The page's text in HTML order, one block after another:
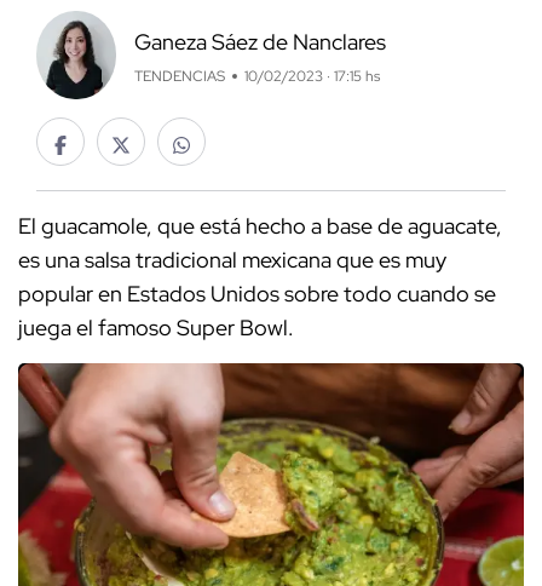
Ganeza Sáez de Nanclares
TENDENCIAS 10/02/2023 · 17:15 hs
El guacamole, que está hecho a base de aguacate,
es una salsa tradicional mexicana que es muy
popular en Estados Unidos sobre todo cuando se
juega el famoso Super Bowl.